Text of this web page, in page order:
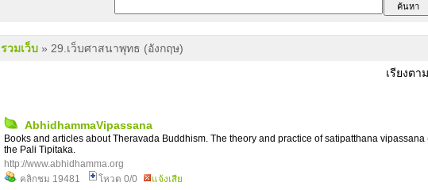
รวมเว็บ » 29.เว็บศาสนาพุทธ (อังกฤษ)
เรียงตา
AbhidhammaVipassana
Books and articles about Theravada Buddhism. The theory and practice of satipatthana
the Pali Tipitaka.
http://www.abhidhamma.org
คลิกชม 19481
โหวต 0/0 แจ้งเสีย